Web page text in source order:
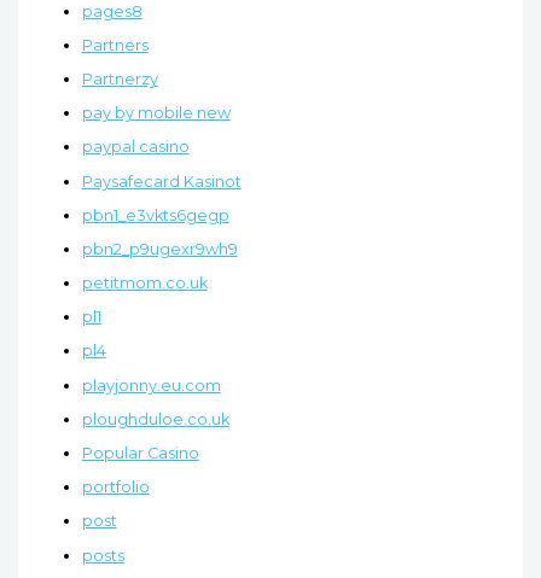
pages8
Partners
Partnerzy
pay by mobile new
paypal casino
Paysafecard Kasinot
pbn1_e3vkts6gegp
pbn2_p9ugexr9wh9
petitmom.co.uk
pl1
pl4
playjonny.eu.com
ploughduloe.co.uk
Popular Casino
portfolio
post
posts